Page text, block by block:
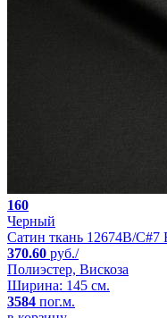
160
Черный
Сатин ткань 12674B/
370.60 руб./
Полиэстер, Вискоза
Ширина: 145 см.
3584 пог.м.